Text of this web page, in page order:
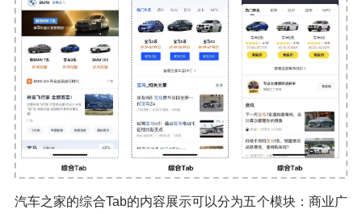
汽车之家的综合Tab的内容展示可以分为五个模块：商业广